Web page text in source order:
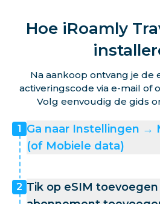
Hoe iRoamly
Na aankoop ontvang je de
activeringscode via e-mail of
Volg eenvoudig de gids
1 Ga naar Instellingen →
(of Mobiele data)
2 Tik op eSIM toevoegen